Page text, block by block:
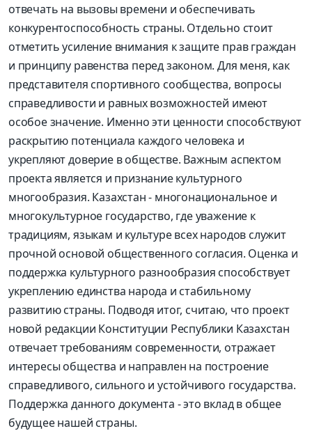
отвечать на вызовы времени и обеспечивать
конкурентоспособность страны. Отдельно стоит
отметить усиление внимания к защите прав граждан
и принципу равенства перед законом. Для меня, как
представителя спортивного сообщества, вопросы
справедливости и равных возможностей имеют
особое значение. Именно эти ценности способствуют
раскрытию потенциала каждого человека и
укрепляют доверие в обществе. Важным аспектом
проекта является и признание культурного
многообразия. Казахстан - многонациональное и
многокультурное государство, где уважение к
традициям, языкам и культуре всех народов служит
прочной основой общественного согласия. Оценка и
поддержка культурного разнообразия способствует
укреплению единства народа и стабильному
развитию страны. Подводя итог, считаю, что проект
новой редакции Конституции Республики Казахстан
отвечает требованиям современности, отражает
интересы общества и направлен на построение
справедливого, сильного и устойчивого государства.
Поддержка данного документа - это вклад в общее
будущее нашей страны.